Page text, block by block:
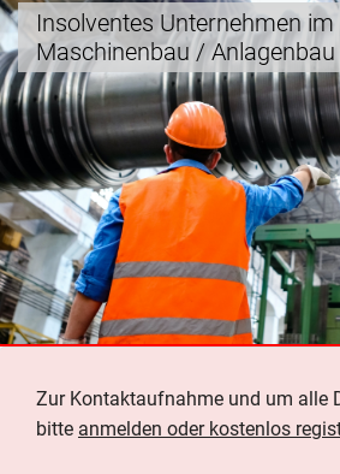
Insolventes Unternehmen im
Maschinenbau / Anlagenbau
Zur Kontaktaufnahme und um alle
bitte anmelden oder kostenlos